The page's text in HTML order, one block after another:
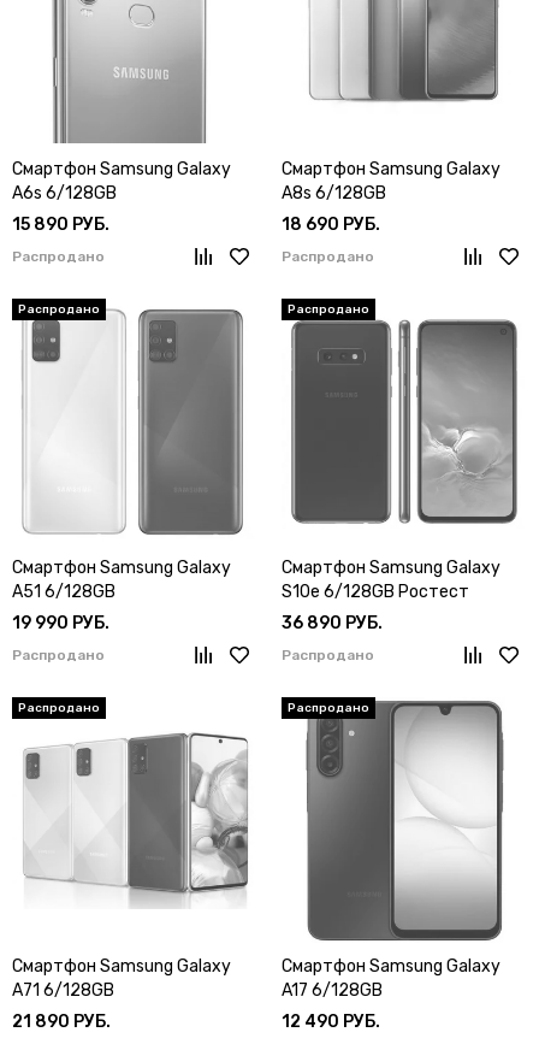
Смартфон Samsung Galaxy
A6s 6/128GB
15 890 РУБ.
Распродано
Смартфон Samsung Galaxy
A8s 6/128GB
18 690 РУБ.
Распродано
Смартфон Samsung Galaxy
A51 6/128GB
19 990 РУБ.
Распродано
Смартфон Samsung Galaxy
S10e 6/128GB Ростест
36 890 РУБ.
Распродано
Смартфон Samsung Galaxy
A71 6/128GB
21 890 РУБ.
Смартфон Samsung Galaxy
A17 6/128GB
12 490 РУБ.